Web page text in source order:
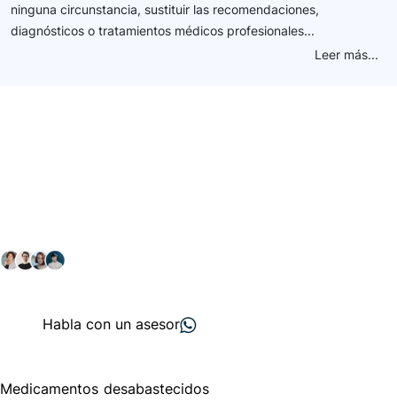
ninguna circunstancia, sustituir las recomendaciones,
diagnósticos o tratamientos médicos profesionales...
Leer más...
Habla con un asesor
Medicamentos desabastecidos